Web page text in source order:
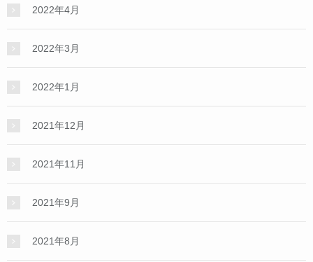
2022年4月
2022年3月
2022年1月
2021年12月
2021年11月
2021年9月
2021年8月